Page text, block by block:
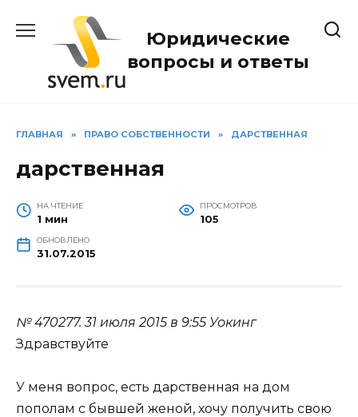
содержанию
Юридические
вопросы и ответы
ГЛАВНАЯ » ПРАВО СОБСТВЕННОСТИ » ДАРСТВЕННАЯ
дарственная
НА ЧТЕНИЕ
1 мин
ПРОСМОТРОВ
105
ОБНОВЛЕНО
31.07.2015
№ 470277.31 июля 2015 в 9:55 Уокинг
Здравствуйте
У меня вопрос, есть дарственная на дом
пополам с бывшей женой, хочу получить свою